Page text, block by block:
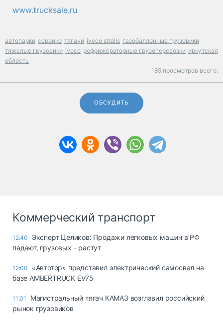
www.trucksale.ru
автопарки сервико тягачи iveco stralis газобаллонные грузовики
тяжелые грузовики iveco рефрижераторные грузоперевозки иркутская
область
185 просмотров всего.
ОБСУДИТЬ
Коммерческий транспорт
12:40
Эксперт Целиков: Продажи легковых машин в РФ
падают, грузовых - растут
12:00
«Автотор» представил электрический самосвал на
базе AMBERTRUCK EV75
11:01
Магистральный тягач КАМАЗ возглавил российский
рынок грузовиков